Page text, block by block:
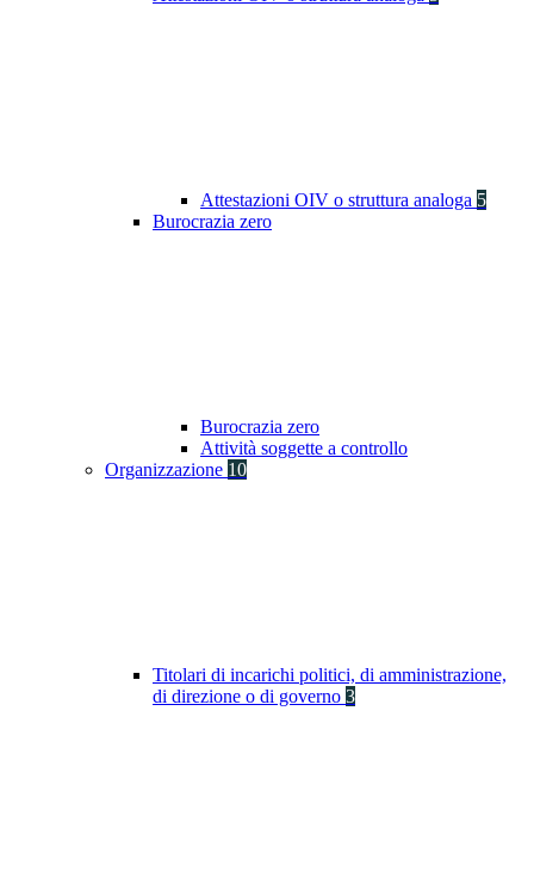
Attestazioni OIV o struttura analoga 5
Burocrazia zero
Burocrazia zero
Attività soggette a controllo
Organizzazione 10
Titolari di incarichi politici, di amministrazione,
di direzione o di governo 3